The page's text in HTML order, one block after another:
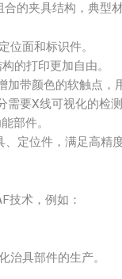
的夹具结构，典型
位面和标识件。
的打印更加自由。
加带颜色的软触点，
需要X线可视化的检测
部件。
定位件，满足高精
技术，例如：
治具部件的生产。